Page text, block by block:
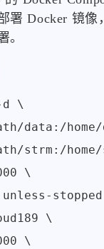
署 Docker 镜像
。
d \
data:/
strm:/
\
stopped
\
\